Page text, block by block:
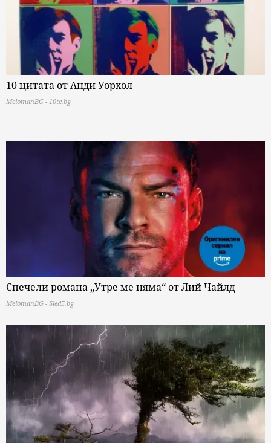
10 цитата от Анди Уорхол
MelomanBG - 10te.bg
Спечели романа „Утре ме няма“ от Лий Чайлд
MelomanBG - Sled5.bg